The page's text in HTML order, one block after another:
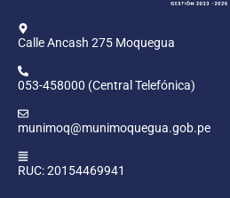
Calle Ancash 275 Moquegua
053-458000 (Central Telefónica)
munimoq@munimoquegua.gob.pe
RUC: 20154469941